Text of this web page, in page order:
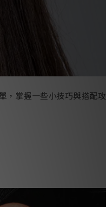
，掌握一些小技巧與搭配攻